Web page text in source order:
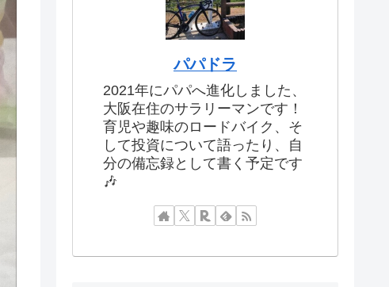
パパドラ
2021年にパパへ進化しました、
大阪在住のサラリーマンです！
育児や趣味のロードバイク、そ
して投資について語ったり、自
分の備忘録として書く予定です
🎶